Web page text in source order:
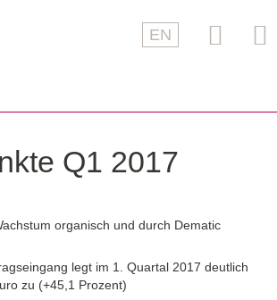
EN
Q1 2017
organisch und durch Dematic
legt im 1. Quartal 2017 deutlich
zu (+45,1 Prozent)